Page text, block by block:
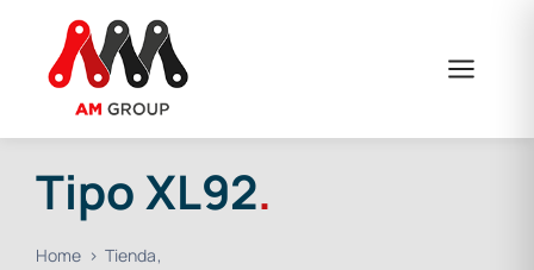
contenido
Tipo XL92.
Home
Tienda